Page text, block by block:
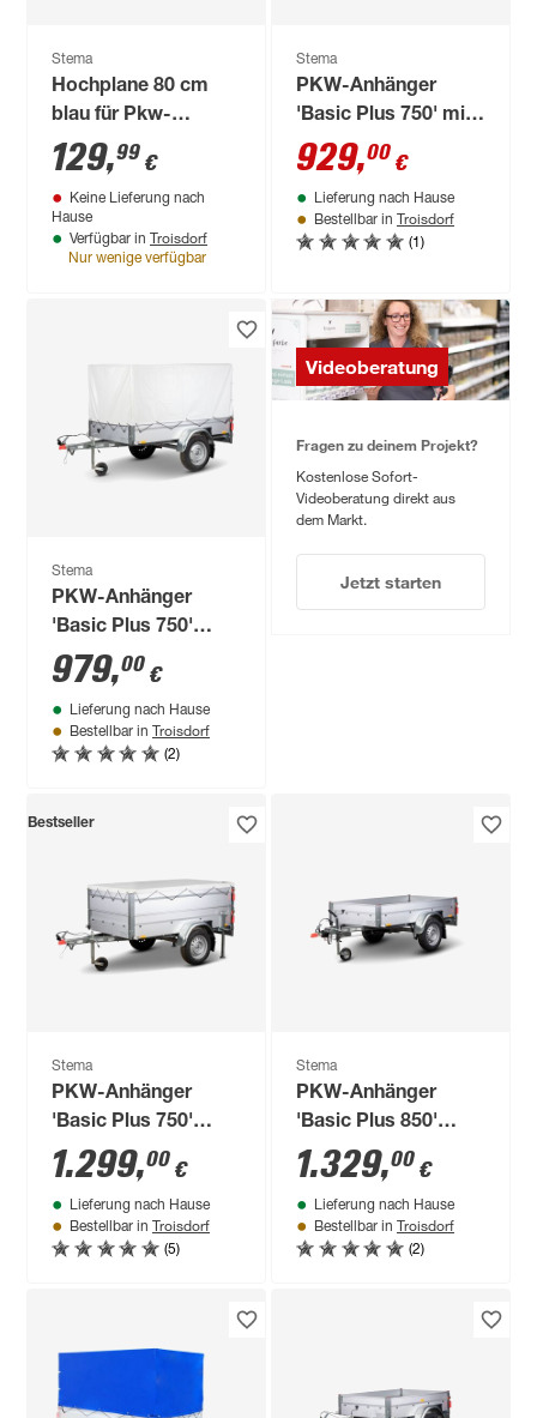
Stema
Hochplane 80 cm
blau für Pkw-
Anhänger Basic 750/
850/1000 und AN
750
129,99 €
Keine Lieferung nach
Hause
Verfügbar in Troisdorf
Nur wenige verfügbar
Stema
PKW-Anhänger
'Basic Plus 750' mit
Kippdeichsel,
ungebremst 750 kg
929,00 €
Lieferung nach Hause
Bestellbar in Troisdorf
(1)
Stema
PKW-Anhänger
'Basic Plus 750'
ungebremst 750 kg
mit Hochspriegel
979,00 €
Lieferung nach Hause
Bestellbar in Troisdorf
(2)
Videoberatung
Fragen zu deinem Projekt?
Kostenlose Sofort-
Videoberatung direkt aus
dem Markt.
Jetzt starten
Bestseller
Stema
PKW-Anhänger
'Basic Plus 750'
ungebremst 750 kg
mit
Bordwandaufsatz
1.299,00 €
Lieferung nach Hause
Bestellbar in Troisdorf
(5)
Stema
PKW-Anhänger
'Basic Plus 850'
gebremst 850 kg
1.329,00 €
Lieferung nach Hause
Bestellbar in Troisdorf
(2)